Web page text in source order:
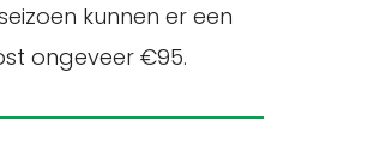
kunnen er een
ongeveer €95.